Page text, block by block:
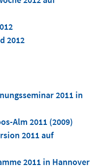
2012
2011 in
Alm 2011 (2009)
2011 auf
2011 in Hannover